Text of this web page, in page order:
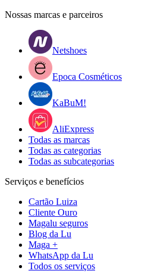
Nossas marcas e parceiros
Netshoes
Epoca Cosméticos
KaBuM!
AliExpress
Todas as marcas
Todas as categorias
Todas as subcategorias
Serviços e benefícios
Cartão Luiza
Cliente Ouro
Magalu seguros
Blog da Lu
Maga +
WhatsApp da Lu
Todos os serviços